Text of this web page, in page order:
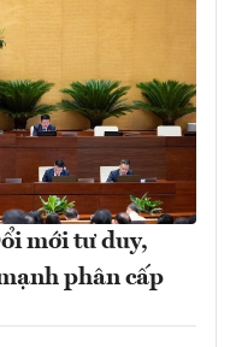
mới tư duy,
phân cấp